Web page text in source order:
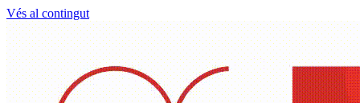
Vés al contingut